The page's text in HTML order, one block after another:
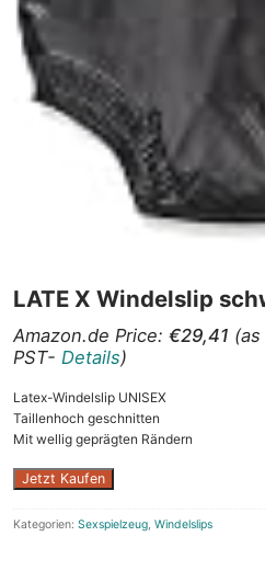
LATE X Windelslip
Amazon.de Price: €29,41
PST- Details)
Latex-Windelslip UNISEX
Taillenhoch geschnitten
Mit wellig geprägten Rändern
Jetzt Kaufen
Kategorien: Sexspielzeug, Windelslips